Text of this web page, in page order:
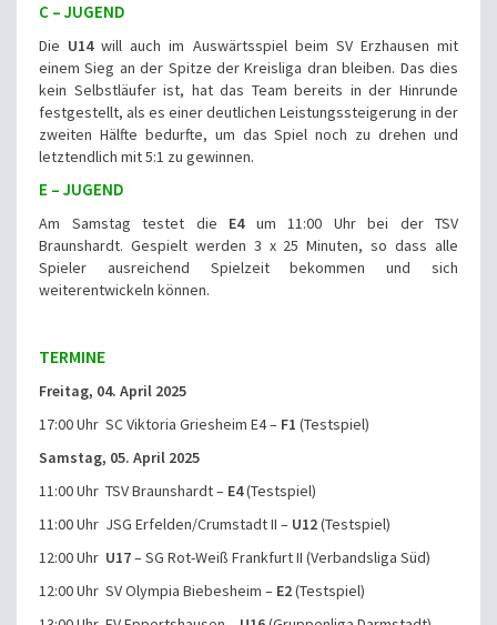
C – JUGEND
Die U14will auch im Auswärtsspiel beim SV Erzhausen mit
einem Sieg an der Spitze der Kreisliga dran bleiben. Das dies
kein Selbstläufer ist, hat das Team bereits in der Hinrunde
festgestellt, als es einer deutlichen Leistungssteigerung in der
zweiten Hälfte bedurfte, um das Spiel noch zu drehen und
letztendlich mit 5:1 zu gewinnen.
E – JUGEND
Am Samstag testet die E4um 11:00 Uhr bei der TSV
Braunshardt. Gespielt werden 3 x 25 Minuten, so dass alle
Spieler ausreichend Spielzeit bekommen und sich
weiterentwickeln können.
TERMINE
Freitag, 04. April 2025
17:00 Uhr SC Viktoria Griesheim E4 – F1 (Testspiel)
Samstag, 05. April 2025
11:00 Uhr TSV Braunshardt – E4(Testspiel)
11:00 Uhr JSG Erfelden/Crumstadt II – U12(Testspiel)
12:00 Uhr U17– SG Rot-Weiß Frankfurt II (Verbandsliga Süd)
12:00 Uhr SV Olympia Biebesheim – E2(Testspiel)